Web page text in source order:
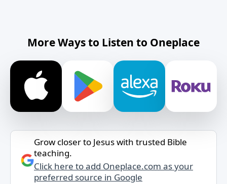
More Ways to Listen to Oneplace
Grow closer to Jesus with trusted Bible
teaching.
Click here to add Oneplace.com as your
preferred source in Google